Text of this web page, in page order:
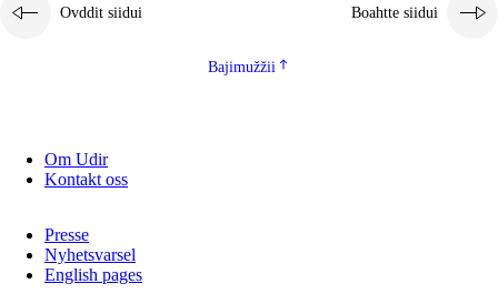
Ovddit siidui Boahtte siidui
Bajimužžii
Om Udir
Kontakt oss
Presse
Nyhetsvarsel
English pages